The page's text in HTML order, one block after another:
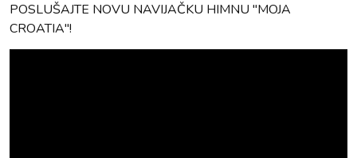
POSLUŠAJTE NOVU NAVIJAČKU HIMNU "MOJA
CROATIA"!